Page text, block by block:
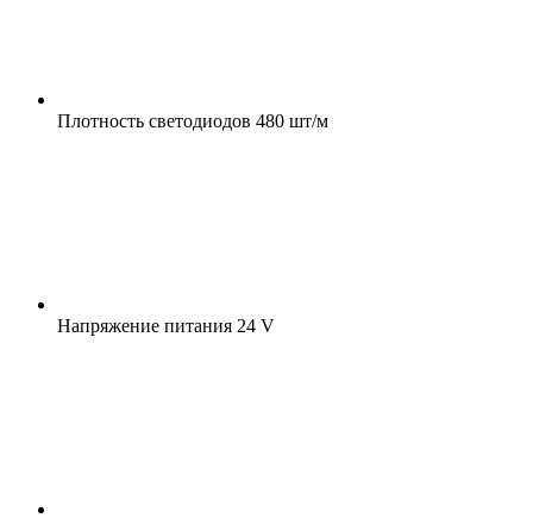
Плотность светодиодов 480 шт/м
Напряжение питания 24 V